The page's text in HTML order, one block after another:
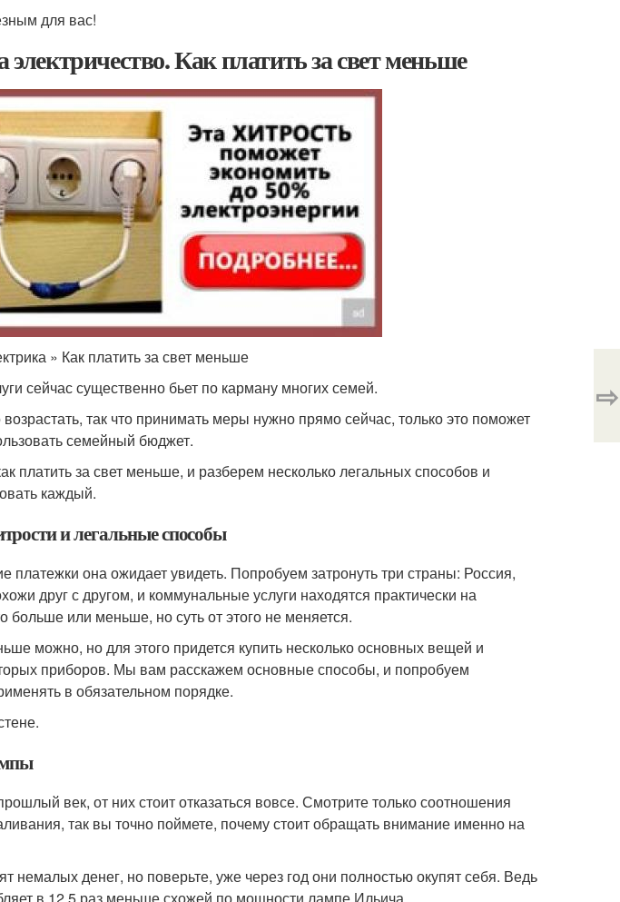
для вас!
Как платить за свет меньше
» Как платить за свет меньше
сейчас существенно бьет по карману многих семей.
так что принимать меры нужно прямо сейчас, только это поможет
семейный бюджет.
платить за свет меньше, и разберем несколько легальных способов и
каждый.
и легальные способы
платежки она ожидает увидеть. Попробуем затронуть три страны: Россия,
друг с другом, и коммунальные услуги находятся практически на
больше или меньше, но суть от этого не меняется.
можно, но для этого придется купить несколько основных вещей и
приборов. Мы вам расскажем основные способы, и попробуем
в обязательном порядке.
век, от них стоит отказаться вовсе. Смотрите только соотношения
так вы точно поймете, почему стоит обращать внимание именно на
немалых денег, но поверьте, уже через год они полностью окупят себя. Ведь
⇨